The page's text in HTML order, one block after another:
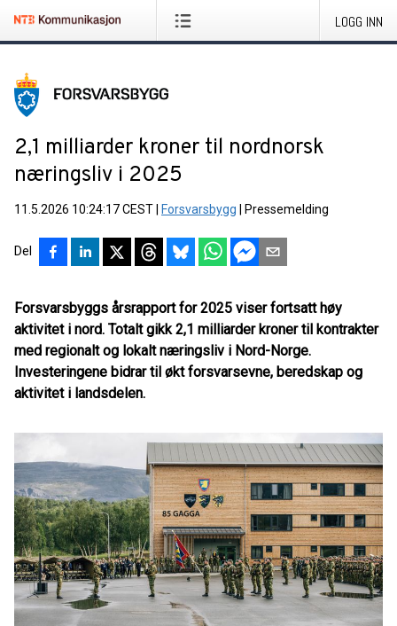
LOGG INN
2,1 milliarder kroner til nordnorsk
næringsliv i 2025
11.5.2026 10:24:17 CEST Forsvarsbygg Pressemelding
Del
Forsvarsbyggs årsrapport for 2025 viser fortsatt høy
aktivitet i nord. Totalt gikk 2,1 milliarder kroner til kontrakter
med regionalt og lokalt næringsliv i Nord-Norge.
Investeringene bidrar til økt forsvarsevne, beredskap og
aktivitet i landsdelen.